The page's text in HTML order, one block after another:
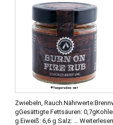
Zwiebeln,
gGesättigte Fettsäuren:
g.Eiweiß: 6,6 g.Salz: … Weiterlesen